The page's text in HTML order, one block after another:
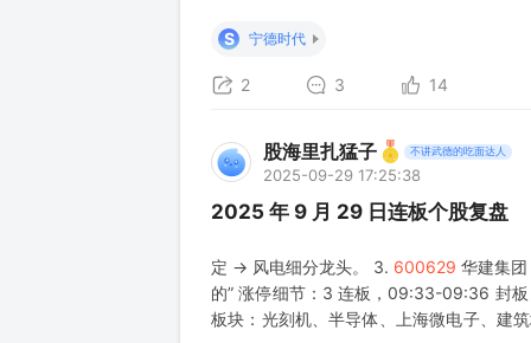
S
宁德时代
2 3 14
股海里扎猛子 不讲武德的吃面达人
2025-09-29 17:25:38
2025 年 9 月 29 日连板个股复盘
定 → 风电细分龙头。 3. 600629 华建集
的” 涨停细节：3 连板，09:33-09:36 封
板块：光刻机、半导体、上海微电子、建